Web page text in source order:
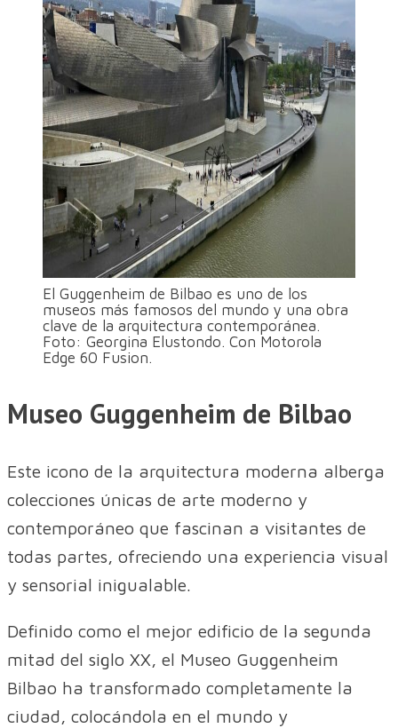
El Guggenheim de Bilbao es uno de los
museos más famosos del mundo y una obra
clave de la arquitectura contemporánea.
Foto: Georgina Elustondo. Con Motorola
Edge 60 Fusion.
Museo Guggenheim de Bilbao
Este icono de la arquitectura moderna alberga
colecciones únicas de arte moderno y
contemporáneo que fascinan a visitantes de
todas partes, ofreciendo una experiencia visual
y sensorial inigualable.
Definido como el mejor edificio de la segunda
mitad del siglo XX, el Museo Guggenheim
Bilbao ha transformado completamente la
ciudad, colocándola en el mundo y